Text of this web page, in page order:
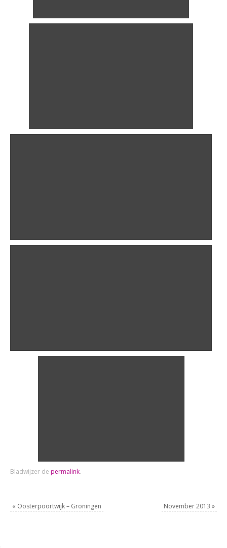
Bladwijzer depermalink.
« Oosterpoortwijk – Groningen November 2013 »